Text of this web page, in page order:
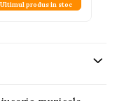
Ultimul produs in stoc